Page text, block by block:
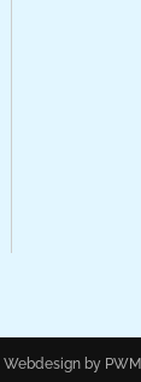
Webdesign by PWM